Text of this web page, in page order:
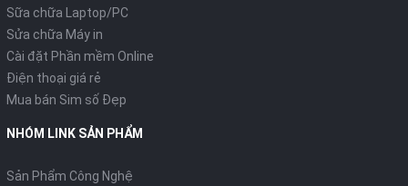
Sữa chữa Laptop/PC
Sửa chữa Máy in
Cài đặt Phần mềm Online
Điện thoại giá rẻ
Mua bán Sim số Đẹp
NHÓM LINK SẢN PHẨM
Sản Phẩm Công Nghệ